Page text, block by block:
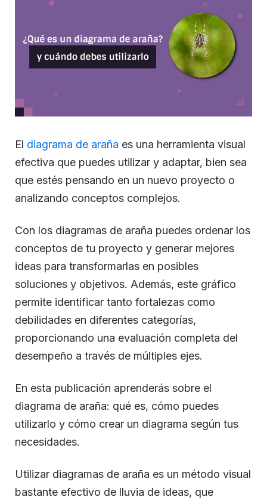
El diagrama de araña es una herramienta visual
efectiva que puedes utilizar y adaptar, bien sea
que estés pensando en un nuevo proyecto o
analizando conceptos complejos.
Con los diagramas de araña puedes ordenar los
conceptos de tu proyecto y generar mejores
ideas para transformarlas en posibles
soluciones y objetivos. Además, este gráfico
permite identificar tanto fortalezas como
debilidades en diferentes categorías,
proporcionando una evaluación completa del
desempeño a través de múltiples ejes.
En esta publicación aprenderás sobre el
diagrama de araña: qué es, cómo puedes
utilizarlo y cómo crear un diagrama según tus
necesidades.
Utilizar diagramas de araña es un método visual
bastante efectivo de lluvia de ideas, que